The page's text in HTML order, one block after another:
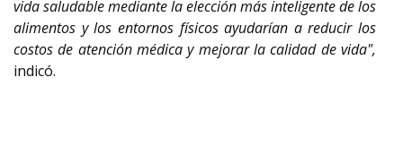
vida saludable mediante la elección más inteligente de los
alimentos y los entornos físicos ayudarían a reducir los
costos de atención médica y mejorar la calidad de vida",
indicó.